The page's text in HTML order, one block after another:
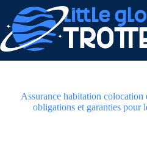
contenu
Assurance habitation colocation
obligations et garanties pour